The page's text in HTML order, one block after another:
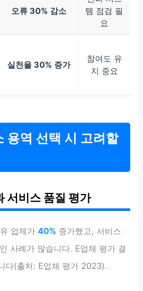
오류 30% 감소
템 점검 필
요
실천율 30% 증가
참여도 유
지 중요
용역 선택 시 고려할
서비스 품질 평가
업체가40% 증가했고, 서비스
사례가 많습니다. E업체 평가 결
다(출처: E업체 평가 2023).